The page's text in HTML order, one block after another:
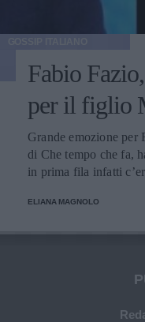
Fabio
per il figlio
Grande emozione per
di Che tempo che fa,
in prima fila infatti
trasmissione televisiva.
ELIANA MAGNOLO